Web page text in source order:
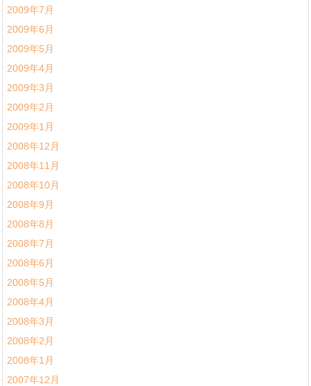
2009年7月
2009年6月
2009年5月
2009年4月
2009年3月
2009年2月
2009年1月
2008年12月
2008年11月
2008年10月
2008年9月
2008年8月
2008年7月
2008年6月
2008年5月
2008年4月
2008年3月
2008年2月
2008年1月
2007年12月